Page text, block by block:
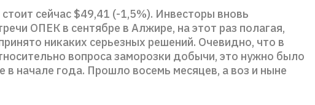
сейчас $49,41 (-1,5%). Инвесторы вновь
ОПЕК в сентябре в Алжире, на этот раз полагая,
никаких серьезных решений. Очевидно, что в
вопроса заморозки добычи, это нужно было
в начале года. Прошло восемь месяцев, а воз и ныне